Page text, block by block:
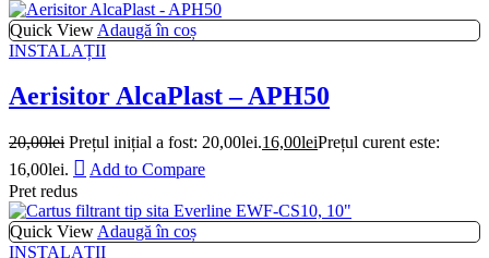
Quick View Adaugă în coș
INSTALAȚII
Aerisitor AlcaPlast – APH50
20,00lei Prețul inițial a fost: 20,00lei.16,00leiPrețul curent este:
16,00lei.
Add to Compare
Pret redus
Quick View Adaugă în coș
INSTALAȚII